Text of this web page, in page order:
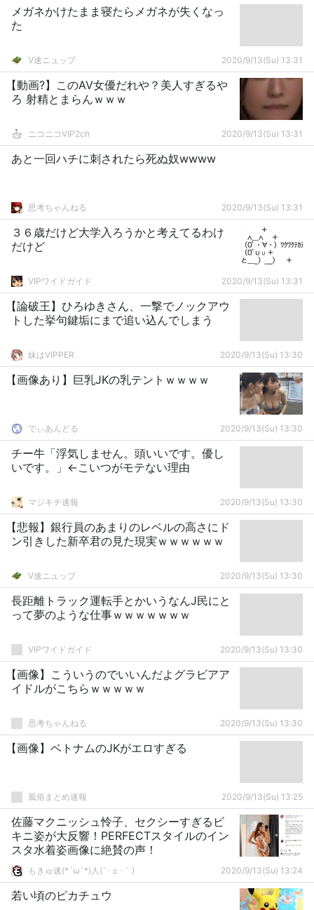
メガネかけたまま寝たらメガネが失くなっ
た
V速ニュップ 2020/9/13(Su) 13:31
【動画?】このAV女優だれや？美人すぎるや
ろ 射精とまらんｗｗｗ
ニコニコVIP2ch 2020/9/13(Su) 13:31
あと一回ハチに刺されたら死ぬ奴wwww
思考ちゃんねる 2020/9/13(Su) 13:31
３６歳だけど大学入ろうかと考えてるわけ
だけど
VIPワイドガイド 2020/9/13(Su) 13:31
【論破王】ひろゆきさん、一撃でノックアウ
トした挙句鍵垢にまで追い込んでしまう
妹はVIPPER 2020/9/13(Su) 13:30
【画像あり】巨乳JKの乳テントｗｗｗｗ
でぃあんどる 2020/9/13(Su) 13:30
チー牛「浮気しません。頭いいです。優し
いです。」←こいつがモテない理由
マジキチ速報 2020/9/13(Su) 13:30
【悲報】銀行員のあまりのレベルの高さにド
ン引きした新卒君の見た現実ｗｗｗｗｗｗ
V速ニュップ 2020/9/13(Su) 13:30
長距離トラック運転手とかいうなんJ民にと
って夢のような仕事ｗｗｗｗｗｗｗ
VIPワイドガイド 2020/9/13(Su) 13:30
【画像】こういうのでいいんだよグラビアア
イドルがこちらｗｗｗｗｗ
思考ちゃんねる 2020/9/13(Su) 13:30
【画像】ベトナムのJKがエロすぎる
風俗まとめ速報 2020/9/13(Su) 13:25
佐藤マクニッシュ怜子、セクシーすぎるビ
キニ姿が大反響！PERFECTスタイルのイン
スタ水着姿画像に絶賛の声！
もきゅ速(*´ω`*)人(´･ェ･｀) 2020/9/13(Su) 13:24
若い頃のピカチュウ